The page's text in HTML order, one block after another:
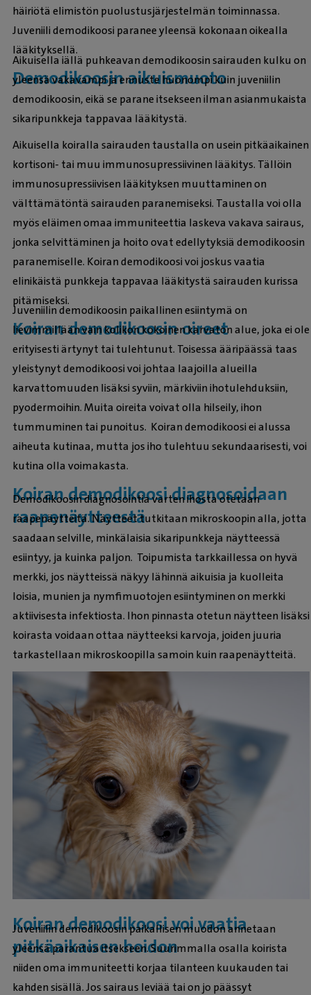
häiriötä elimistön puolustusjärjestelmän toiminnassa.
Juveniili demodikoosi paranee yleensä kokonaan oikealla
lääkityksellä.
Demodikoosin aikuismuoto
Aikuisella iällä puhkeavan demodikoosin sairauden kulku on
yleensä vakavampi ja ennuste huonompi kuin juveniilin
demodikoosin, eikä se parane itsekseen ilman asianmukaista
sikaripunkkeja tappavaa lääkitystä.
Aikuisella koiralla sairauden taustalla on usein pitkäaikainen
kortisoni- tai muu immunosupressiivinen lääkitys. Tällöin
immunosupressiivisen lääkityksen muuttaminen on
välttämätöntä sairauden paranemiseksi. Taustalla voi olla
myös eläimen omaa immuniteettia laskeva vakava sairaus,
jonka selvittäminen ja hoito ovat edellytyksiä demodikoosin
paranemiselle. Koiran demodikoosi voi joskus vaatia
elinikäistä punkkeja tappavaa lääkitystä sairauden kurissa
pitämiseksi.
Koiran demodikoosin oireet
Juveniilin demodikoosin paikallinen esiintymä on
lievimmillään vain kolikon kokoinen karvaton alue, joka ei ole
erityisesti ärtynyt tai tulehtunut. Toisessa ääripäässä taas
yleistynyt demodikoosi voi johtaa laajoilla alueilla
karvattomuuden lisäksi syviin, märkiviin ihotulehduksiin,
pyodermoihin. Muita oireita voivat olla hilseily, ihon
tummuminen tai punoitus. Koiran demodikoosi ei alussa
aiheuta kutinaa, mutta jos iho tulehtuu sekundaarisesti, voi
kutina olla voimakasta.
Koiran demodikoosi diagnosoidaan
raapenäytteestä
Demodikoosin diagnosointia varten ihosta otetaan
raapenäytteitä. Näytteet tutkitaan mikroskoopin alla, jotta
saadaan selville, minkälaisia sikaripunkkeja näytteessä
esiintyy, ja kuinka paljon. Toipumista tarkkaillessa on hyvä
merkki, jos näytteissä näkyy lähinnä aikuisia ja kuolleita
loisia, munien ja nymfimuotojen esiintyminen on merkki
aktiivisesta infektiosta. Ihon pinnasta otetun näytteen lisäksi
koirasta voidaan ottaa näytteeksi karvoja, joiden juuria
tarkastellaan mikroskoopilla samoin kuin raapenäytteitä.
Koiran demodikoosi voi vaatia
pitkäaikaisen hoidon
Juveniilin demodikoosin paikallisen muodon annetaan
yleensä parantua itsekseen. Suurimmalla osalla koirista
niiden oma immuniteetti korjaa tilanteen kuukauden tai
kahden sisällä. Jos sairaus leviää tai on jo päässyt